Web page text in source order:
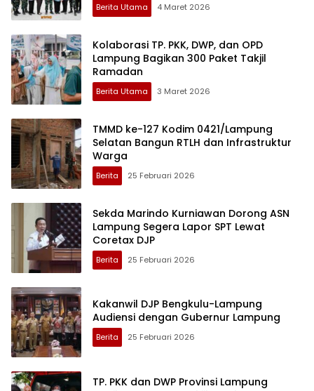
Berita Utama 4 Maret 2026
Kolaborasi TP. PKK, DWP, dan OPD
Lampung Bagikan 300 Paket Takjil
Ramadan
Berita Utama 3 Maret 2026
TMMD ke-127 Kodim 0421/Lampung
Selatan Bangun RTLH dan Infrastruktur
Warga
Berita 25 Februari 2026
Sekda Marindo Kurniawan Dorong ASN
Lampung Segera Lapor SPT Lewat
Coretax DJP
Berita 25 Februari 2026
Kakanwil DJP Bengkulu-Lampung
Audiensi dengan Gubernur Lampung
Berita 25 Februari 2026
TP. PKK dan DWP Provinsi Lampung